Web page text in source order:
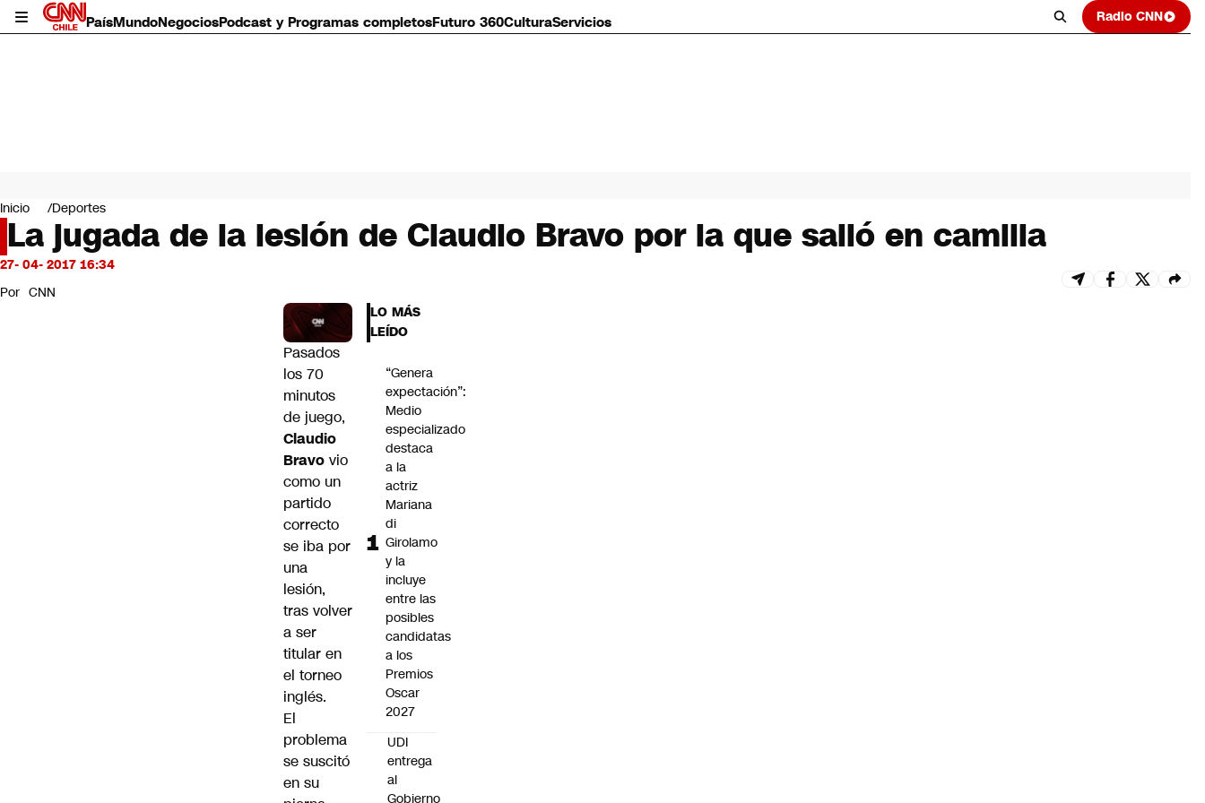
PaísMundoNegociosPodcast y Programas completosFuturo 360CulturaServicios Radio CNN
Mundo
Negocios
Deportes
Programas completos
Servicios
Inicio Deportes
La jugada de la lesión de Claudio Bravo por la que salió en camilla
27- 04- 2017 16:34
Por CNN
Pasados
los 70
minutos
de juego,
Claudio
Bravo vio
como un
partido
correcto
se iba por
una
lesión,
tras volver
a ser
titular en
el torneo
inglés.
El
problema
se suscitó
en su
LO MÁS
LEÍDO
“Genera
expectación”:
Medio
especializado
destaca
a la
actriz
Mariana
di
Girolamo
y la
incluye
entre las
posibles
candidatas
a los
Premios
Oscar
2027
UDI
entrega
al
Gobierno